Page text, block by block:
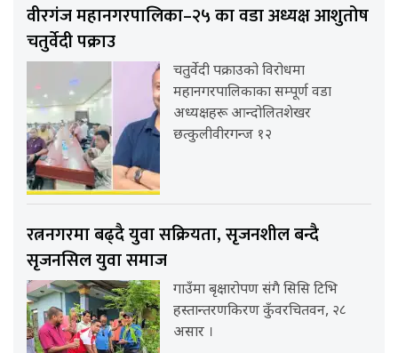
वीरगंज महानगरपालिका–२५ का वडा अध्यक्ष आशुतोष
चतुर्वेदी पक्राउ
चतुर्वेदी पक्राउको विरोधमा
महानगरपालिकाका सम्पूर्ण वडा
अध्यक्षहरू आन्दोलितशेखर
छत्कुलीवीरगन्ज १२
रत्ननगरमा बढ्दै युवा सक्रियता, सृजनशील बन्दै
सृजनसिल युवा समाज
गाउँमा बृक्षारोपण संगै सिसि टिभि
हस्तान्तरणकिरण कुँवरचितवन, २८
असार ।